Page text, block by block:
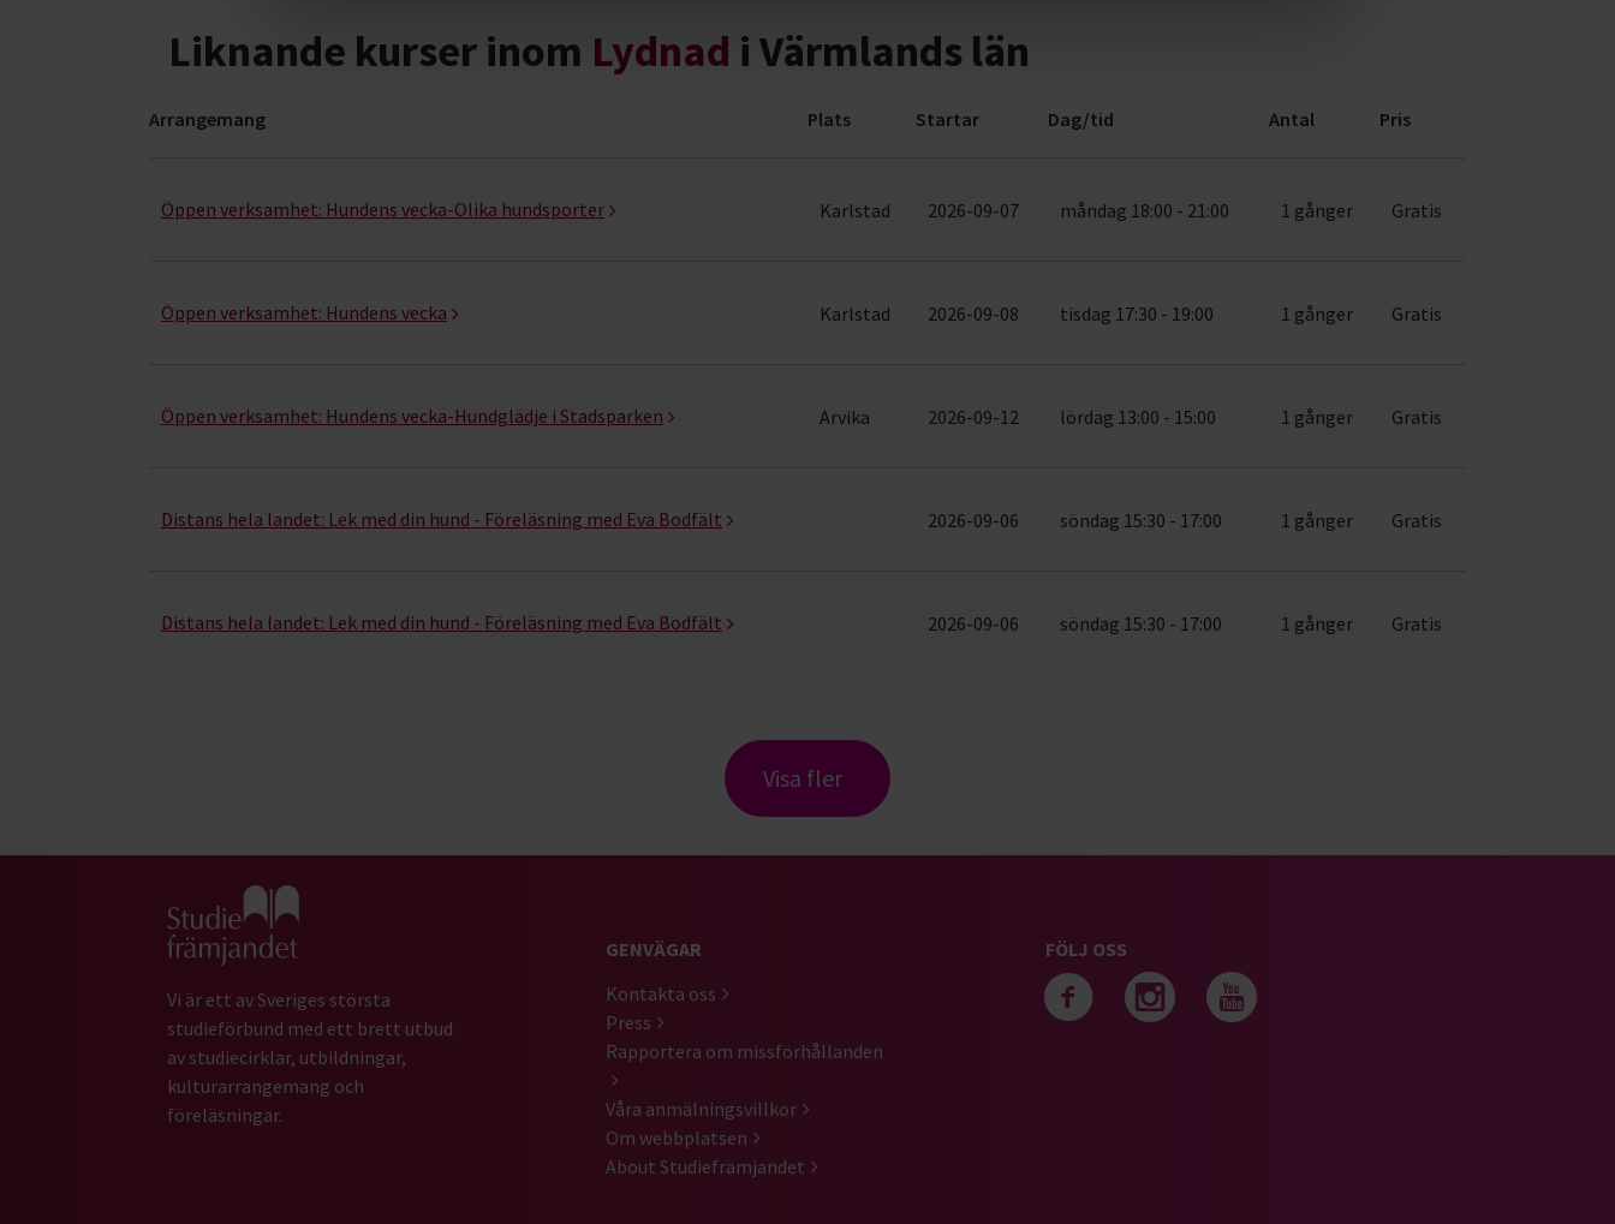
Liknande kurser inom Lydnad i Värmlands län
Arrangemang Plats Startar Dag/tid Antal Pris
Öppen verksamhet: Hundens vecka-Olika hundsporter Karlstad 2026-09-07 måndag 18:00 - 21:00 1 gånger Gratis
Öppen verksamhet: Hundens vecka Karlstad 2026-09-08 tisdag 17:30 - 19:00 1 gånger Gratis
Öppen verksamhet: Hundens vecka-Hundglädje i Stadsparken Arvika 2026-09-12 lördag 13:00 - 15:00 1 gånger Gratis
Distans hela landet: Lek med din hund - Föreläsning med Eva Bodfält 2026-09-06 söndag 15:30 - 17:00 1 gånger Gratis
Distans hela landet: Lek med din hund - Föreläsning med Eva Bodfält 2026-09-06 söndag 15:30 - 17:00 1 gånger Gratis
Visa fler
Gå till studiefrämjandets startsida
Vi är ett av Sveriges största
studieförbund med ett brett utbud
av studiecirklar, utbildningar,
kulturarrangemang och
föreläsningar.
GENVÄGAR
Kontakta oss
Press
Rapportera om missförhållanden
Våra anmälningsvillkor
Om webbplatsen
About Studiefrämjandet
FÖLJ OSS
Följ oss på facebook
Följ oss på instagram
Följ oss på youtube